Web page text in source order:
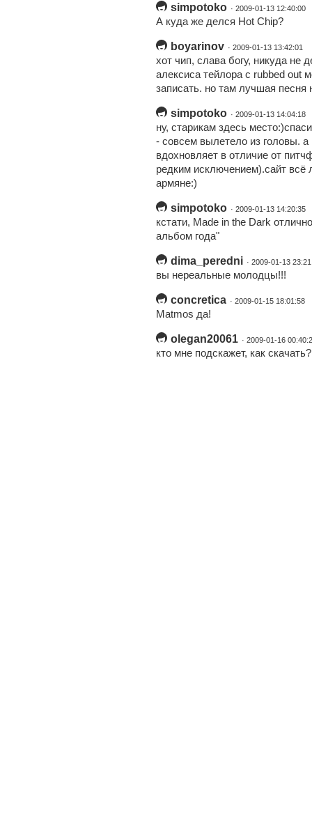
simpotoko · 2009-01-13 12:40:00
А куда же делся Hot Chip?
boyarinov · 2009-01-13 13:42:01
хот чип, слава богу, никуда не
алексиса тейлора с rubbed out
записать. но там лучшая песня
simpotoko · 2009-01-13 14:04:18
ну, старикам здесь
- совсем вылетело из головы.
вдохновляет в отличие от
редким исключением).сайт всё
армяне:)
simpotoko · 2009-01-13 14:20:35
кстати, Made in the Dark
альбом года"
dima_peredni · 2009-01-13
вы нереальные молодцы!!!
concretica · 2009-01-15 18:01:58
Matmos да!
olegan20061 · 2009-01-16
кто мне подскажет, как скачать?